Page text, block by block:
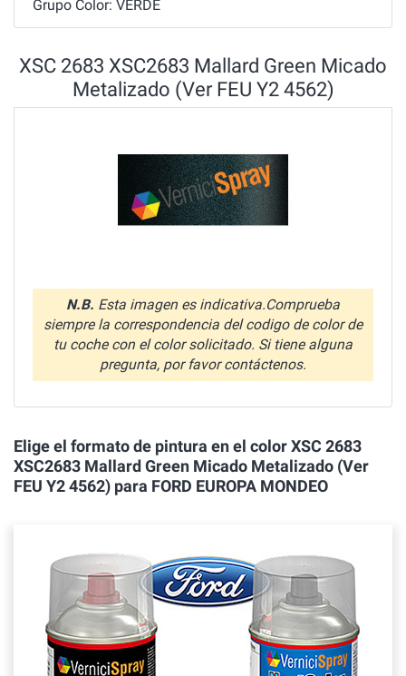
Grupo Color: VERDE
XSC 2683 XSC2683 Mallard Green Micado
Metalizado (Ver FEU Y2 4562)
N.B. Esta imagen es indicativa.Comprueba
siempre la correspondencia del codigo de color de
tu coche con el color solicitado. Si tiene alguna
pregunta, por favor contáctenos.
Elige el formato de pintura en el color XSC 2683
XSC2683 Mallard Green Micado Metalizado (Ver
FEU Y2 4562) para FORD EUROPA MONDEO